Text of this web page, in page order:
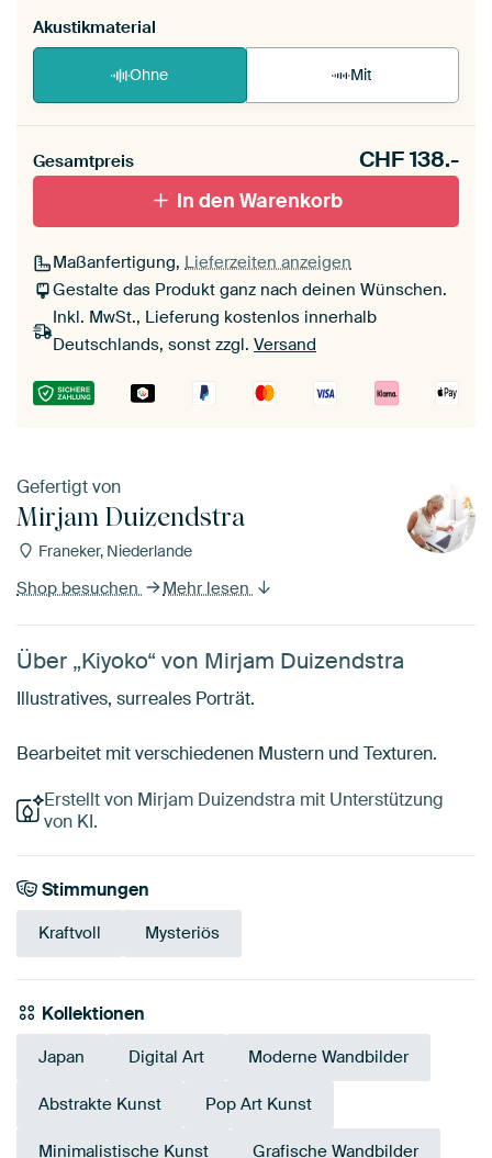
Akustikmaterial
Ohne Mit
Gesamtpreis CHF138.-
In den Warenkorb
Maßanfertigung, Lieferzeiten anzeigen
Gestalte das Produkt ganz nach deinen Wünschen.
Inkl. MwSt., Lieferung kostenlos innerhalb
Deutschlands, sonst zzgl. Versand
Gefertigt von
Mirjam Duizendstra
Franeker, Niederlande
Shop besuchen Mehr lesen
Über „Kiyoko“ von Mirjam Duizendstra
Illustratives, surreales Porträt.
Bearbeitet mit verschiedenen Mustern und Texturen.
Erstellt von Mirjam Duizendstra mit Unterstützung
von KI.
Stimmungen
Kraftvoll Mysteriös
Kollektionen
Japan Digital Art Moderne Wandbilder
Abstrakte Kunst Pop Art Kunst
Minimalistische Kunst Grafische Wandbilder